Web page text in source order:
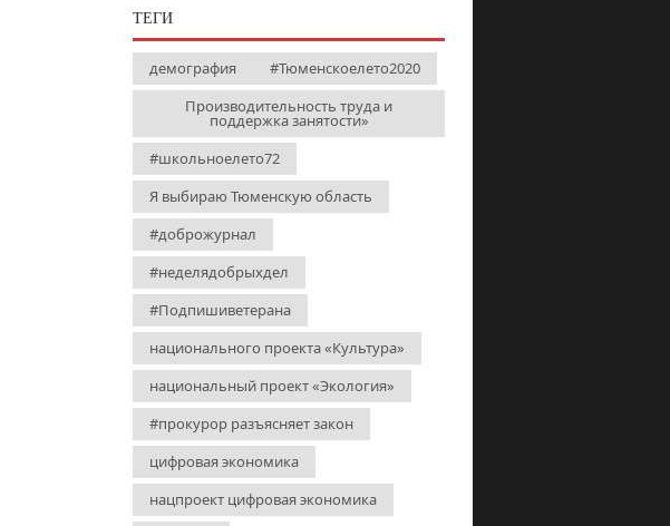
ТЕГИ
демография
#Тюменскоелето2020
Производительность труда и
поддержка занятости»
#школьноелето72
Я выбираю Тюменскую область
#доброжурнал
#неделядобрыхдел
#Подпишиветерана
национального проекта «Культура»
национальный проект «Экология»
#прокурор разъясняет закон
цифровая экономика
нацпроект цифровая экономика